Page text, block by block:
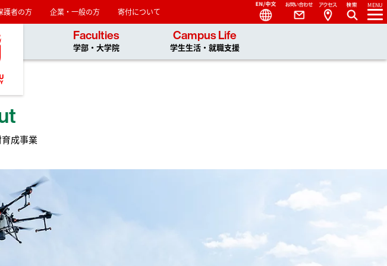
龍谷大学 You, Unlimited
護者の方 企業・一般の方 寄付について
Faculties
学部・大学院
Campus Life
学生生活・就職支援
MENU
Access
Contact
Language
成事業